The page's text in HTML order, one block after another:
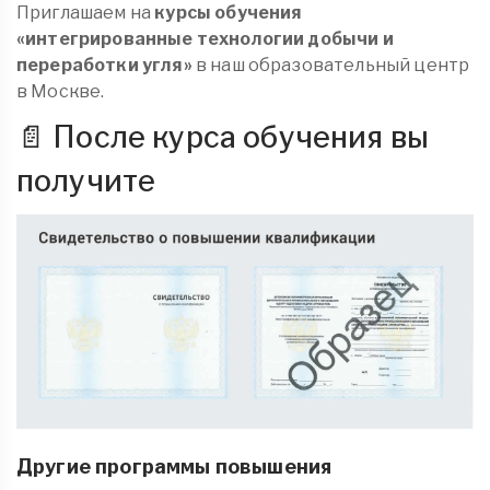
Приглашаем на курсы обучения
«интегрированные технологии добычи и
переработки угля» в наш образовательный центр
в Москве.
📄 После курса обучения вы
получите
Другие программы повышения